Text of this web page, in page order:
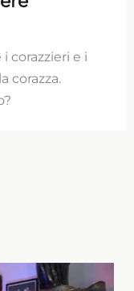
corazzieri e i
corazza.